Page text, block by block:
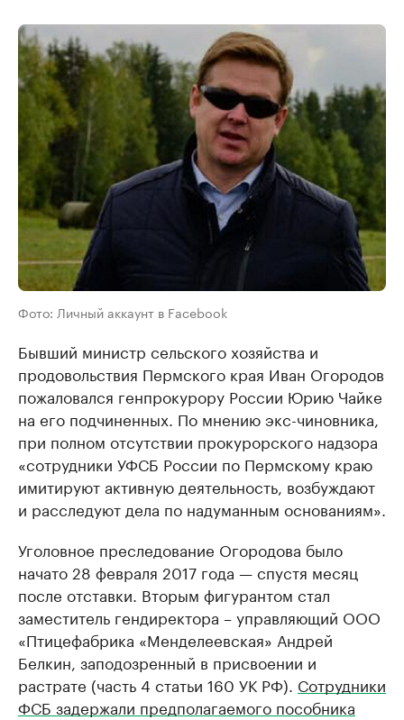
Фото: Личный аккаунт в Facebook
Бывший министр сельского хозяйства и
продовольствия Пермского края Иван Огородов
пожаловался генпрокурору России Юрию Чайке
на его подчиненных. По мнению экс-чиновника,
при полном отсутствии прокурорского надзора
«сотрудники УФСБ России по Пермскому краю
имитируют активную деятельность, возбуждают
и расследуют дела по надуманным основаниям».
Уголовное преследование Огородова было
начато 28 февраля 2017 года — спустя месяц
после отставки. Вторым фигурантом стал
заместитель гендиректора – управляющий ООО
«Птицефабрика «Менделеевская» Андрей
Белкин, заподозренный в присвоении и
растрате (часть 4 статьи 160 УК РФ). Сотрудники
ФСБ задержали предполагаемого пособника